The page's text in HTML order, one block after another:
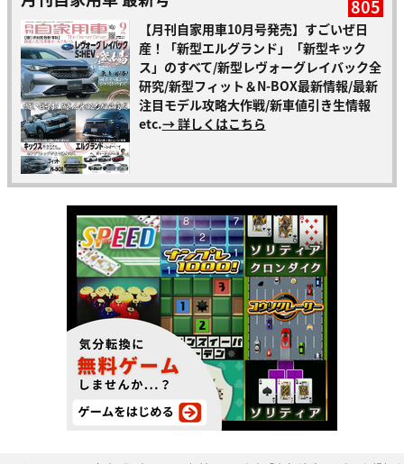
805
【月刊自家用車10月号発売】すごいぜ日
産！「新型エルグランド」「新型キック
ス」のすべて/新型レヴォーグレイバック全
研究/新型フィット＆N-BOX最新情報/最新
注目モデル攻略大作戦/新車値引き生情報
etc.→ 詳しくはこちら